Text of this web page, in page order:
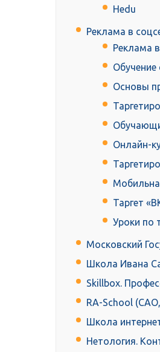
Hedu
Реклама в
Реклама
Обучение
Основы
Онлайн-
Таргет
Уроки по
Московский
Школа Ивана
Skillbox.
RA-School
Школа
Нетология.